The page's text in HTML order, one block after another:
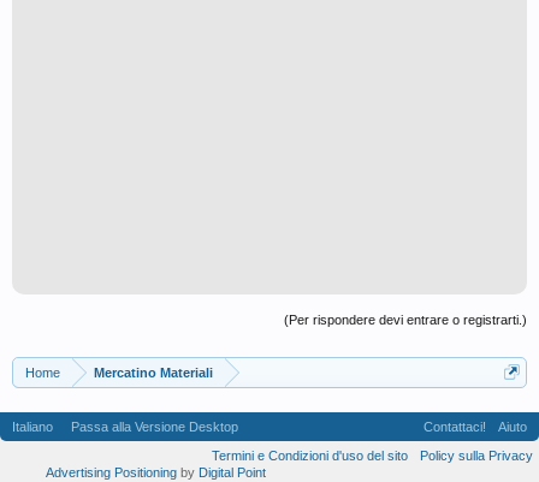
(Per rispondere devi entrare o registrarti.)
Home Mercatino Materiali
Italiano Passa alla Versione Desktop Contattaci!
Aiuto
Termini e Condizioni d'uso del sito
Policy sulla Privacy
Advertising Positioningby Digital Point